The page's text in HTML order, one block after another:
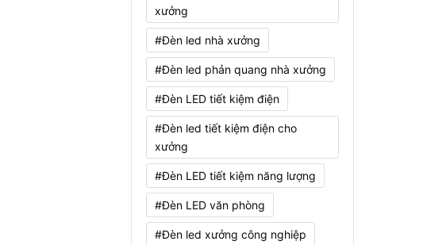
xưởng
#Đèn led nhà xưởng
#Đèn led phản quang nhà xưởng
#Đèn LED tiết kiệm điện
#Đèn led tiết kiệm điện cho
xưởng
#Đèn LED tiết kiệm năng lượng
#Đèn LED văn phòng
#Đèn led xưởng công nghiệp